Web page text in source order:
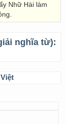
Nhữ Hài làm
nghĩa từ):